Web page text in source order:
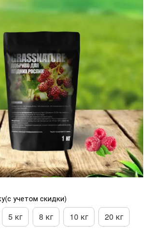
учетом скидки)
5 кг 8 кг 10 кг 20 кг